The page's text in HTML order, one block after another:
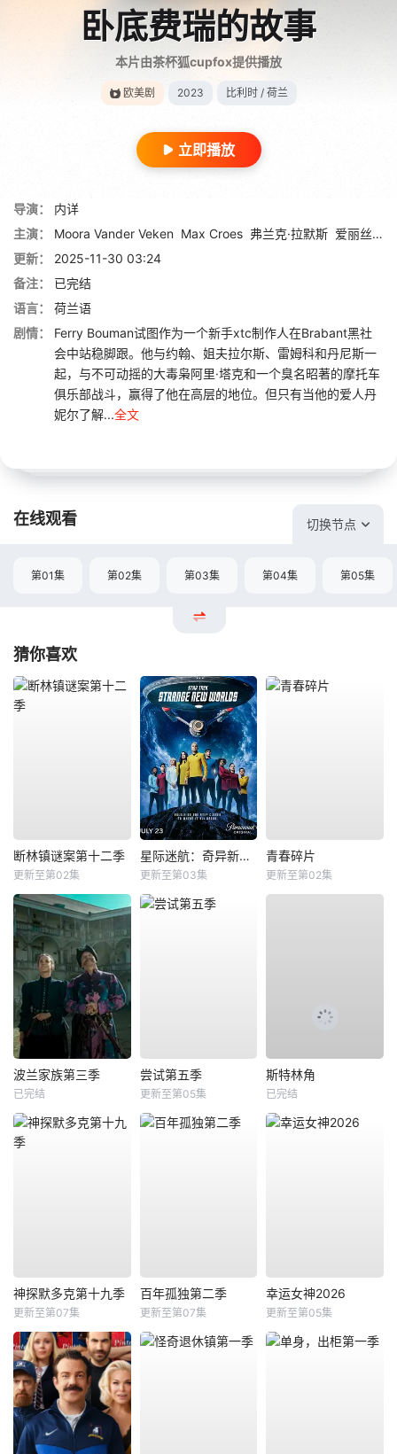
卧底费瑞的故事
本片由茶杯狐cupfox提供播放
欧美剧 2023 比利时 / 荷兰
立即播放
导演：
内详
主演：
Moora Vander Veken Max Croes 弗兰克·拉默斯 爱丽丝·夏普
更新：
2025-11-30 03:24
备注：
已完结
语言：
荷兰语
剧情：
Ferry Bouman试图作为一个新手xtc制作人在Brabant黑社
会中站稳脚跟。他与约翰、姐夫拉尔斯、雷姆科和丹尼斯一
起，与不可动摇的大毒枭阿里·塔克和一个臭名昭著的摩托车
俱乐部战斗，赢得了他在高层的地位。但只有当他的爱人丹
妮尔了解...全文
在线观看 切换节点
第01集 第02集 第03集 第04集 第05集
猜你喜欢
断林镇谜案第十二季
更新至第02集
星际迷航：奇异新世界第四季
更新至第03集
青春碎片
更新至第02集
波兰家族第三季
已完结
尝试第五季
更新至第05集
斯特林角
已完结
神探默多克第十九季
更新至第07集
百年孤独第二季
更新至第07集
幸运女神2026
更新至第05集